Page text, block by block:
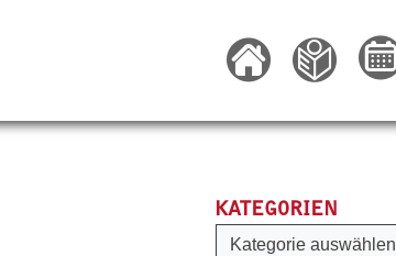
KATEGORIEN
Kategorien
Kategorie auswählen